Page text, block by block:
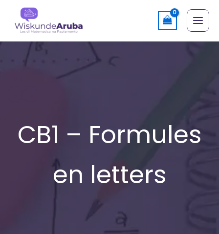
content
CB1 – Formules
en letters